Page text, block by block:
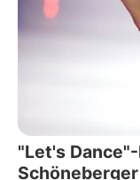
"Let's